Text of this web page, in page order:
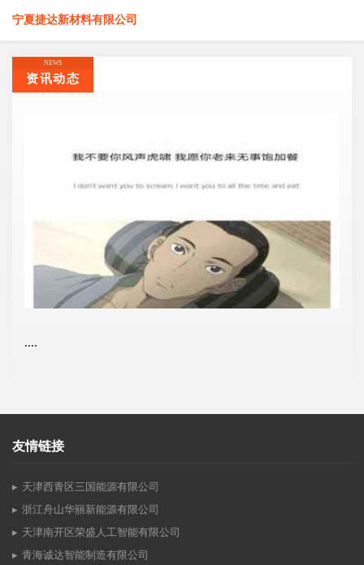
宁夏捷达新材料有限公司
NEWS
资讯动态
....
友情链接
天津西青区三国能源有限公司
浙江舟山华丽新能源有限公司
天津南开区荣盛人工智能有限公司
青海诚达智能制造有限公司